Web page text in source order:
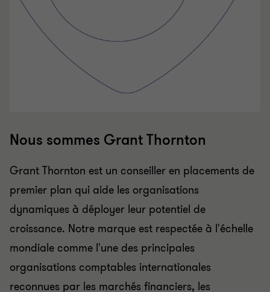
Nous sommes Grant Thornton
Grant Thornton est un conseiller en placements de
premier plan qui aide les organisations
dynamiques à déployer leur potentiel de
croissance. Notre marque est respectée à l'échelle
mondiale comme l'une des principales
organisations comptables internationales
reconnues par les marchés financiers, les